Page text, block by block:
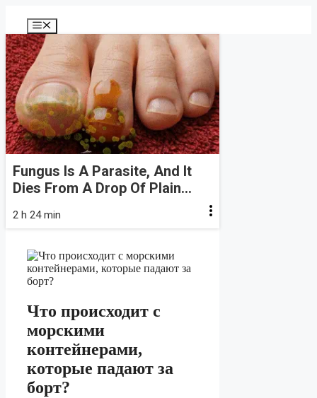
содержимому
Меню
Fungus Is A Parasite, And It
Dies From A Drop Of Plain...
2 h 24 min
Что происходит с
морскими
контейнерами,
которые падают за
борт?